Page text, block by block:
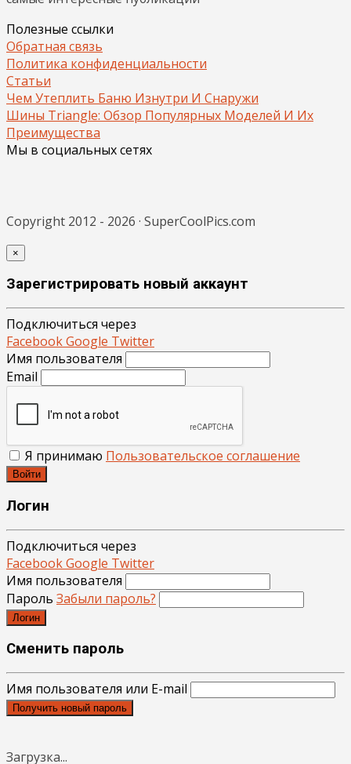
Полезные ссылки
Обратная связь
Политика конфиденциальности
Статьи
Чем Утеплить Баню Изнутри И Снаружи
Шины Triangle: Обзор Популярных Моделей И Их
Преимущества
Мы в социальных сетях
Copyright 2012 - 2026 · SuperCoolPics.com
×
Зарегистрировать новый аккаунт
Подключиться через
FacebookGoogle Twitter
Имя пользователя
Email
Я принимаю Пользовательское соглашение
Войти
Логин
Подключиться через
FacebookGoogle Twitter
Имя пользователя
Пароль Забыли пароль?
Логин
Сменить пароль
Имя пользователя или E-mail
Получить новый пароль
Загрузка...